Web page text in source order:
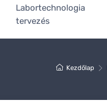
Labortechnologia
tervezés
Kezdőlap